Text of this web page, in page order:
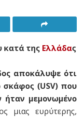
κατά της Ελλάδας
αποκάλυψε ότι
(USV) που
ήταν μεμονωμένο
μιας ευρύτερης,